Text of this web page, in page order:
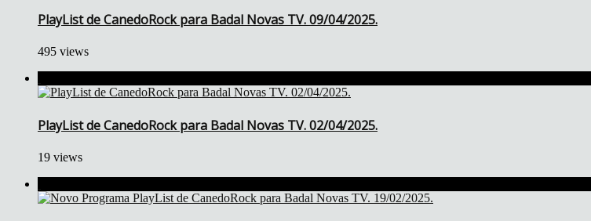
PlayList de CanedoRock para Badal Novas TV. 09/04/2025.
495 views
PlayList de CanedoRock para Badal Novas TV. 02/04/2025.
19 views